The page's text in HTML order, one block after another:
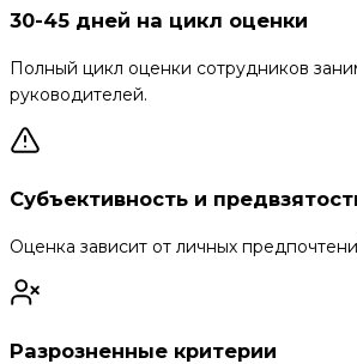
30-45 дней на цикл оценки
Полный цикл оценки сотрудников
руководителей.
Субъективность и
Оценка зависит от личных
Разрозненные критерии